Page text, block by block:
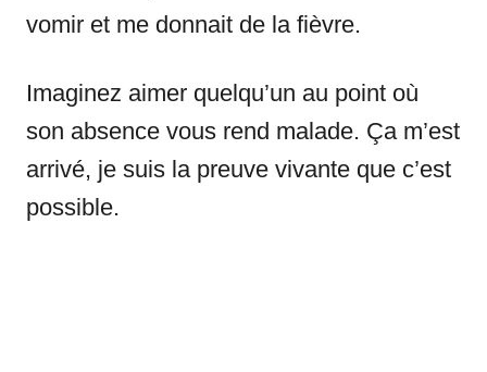
vomir et me donnait de la fièvre.
Imaginez aimer quelqu’un au point où
son absence vous rend malade. Ça m’est
arrivé, je suis la preuve vivante que c’est
possible.